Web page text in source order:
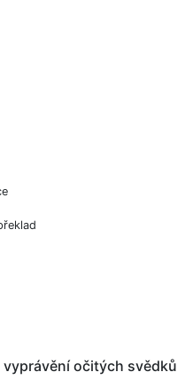
očitých svědků